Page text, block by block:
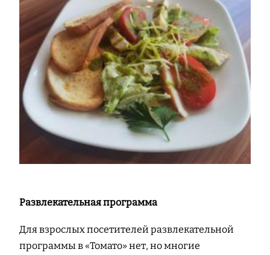
Развлекательная программа
Для взрослых посетителей развлекательной
программы в «Томато» нет, но многие